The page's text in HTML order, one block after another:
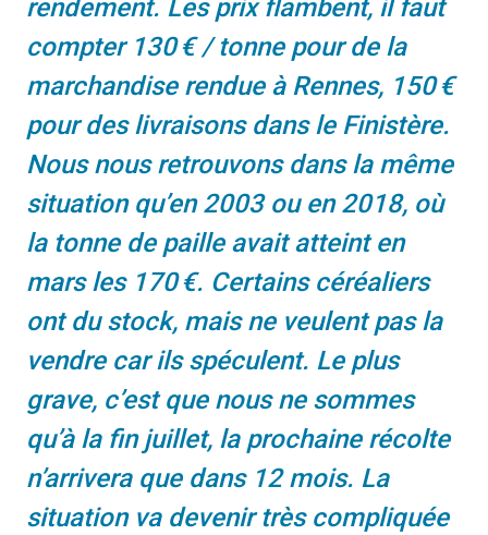
rendement. Les prix flambent, il faut
compter 130 € / tonne pour de la
marchandise rendue à Rennes, 150 €
pour des livraisons dans le Finistère.
Nous nous retrouvons dans la même
situation qu’en 2003 ou en 2018, où
la tonne de paille avait atteint en
mars les 170 €. Certains céréaliers
ont du stock, mais ne veulent pas la
vendre car ils spéculent. Le plus
grave, c’est que nous ne sommes
qu’à la fin juillet, la prochaine récolte
n’arrivera que dans 12 mois. La
situation va devenir très compliquée